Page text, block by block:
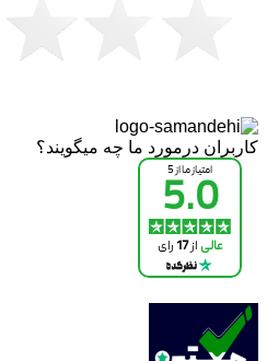
کاربران درمورد ما چه میگویند؟